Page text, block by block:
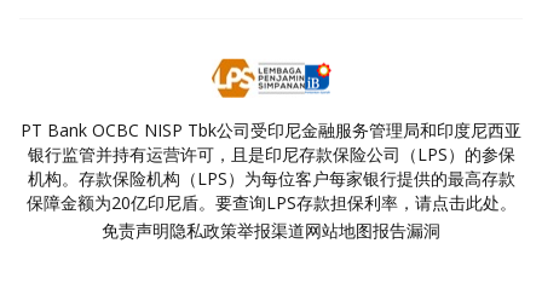
PT Bank OCBC NISP Tbk公司受印尼金融服务管理局和印度尼西亚
银行监管并持有运营许可，且是印尼存款保险公司（LPS）的参保
机构。存款保险机构（LPS）为每位客户每家银行提供的最高存款
保障金额为20亿印尼盾。要查询LPS存款担保利率，请点击此处。
免责声明隐私政策举报渠道网站地图报告漏洞